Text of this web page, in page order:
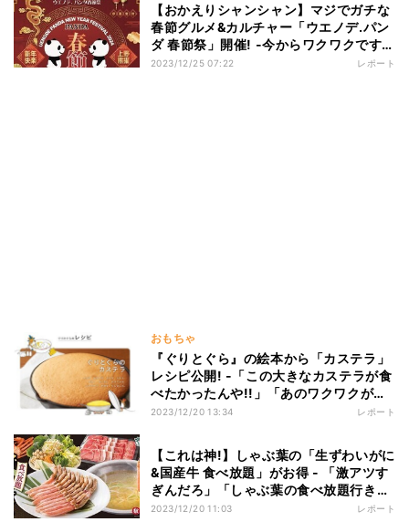
【おかえりシャンシャン】マジでガチな
春節グルメ&カルチャー「ウエノデ.パン
ダ 春節祭」開催! -今からワクワクです」
と期待の声
2023/12/25 07:22 レポート
おもちゃ
『ぐりとぐら』の絵本から「カステラ」
レシピ公開! -「この大きなカステラが食
べたかったんや!!」「あのワクワクが実
体化するんですね?!」とSNSで話題
2023/12/20 13:34 レポート
【これは神!】しゃぶ葉の「生ずわいがに
&国産牛 食べ放題」がお得 - 「激アツす
ぎんだろ」「しゃぶ葉の食べ放題行きた
すぎる」
2023/12/20 11:03 レポート